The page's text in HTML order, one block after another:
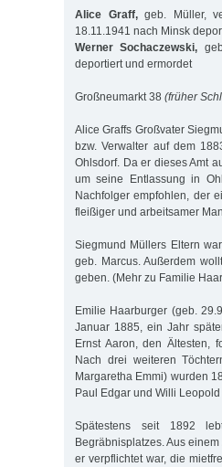
Alice Graff,geb. Müller,
18.11.1941 nach Minsk
Werner Sochaczewski,
deportiert und ermordet
Großneumarkt 38 (früher
Alice Graffs Großvater
bzw. Verwalter auf dem
Ohlsdorf. Da er dieses Amt
um seine Entlassung in
Nachfolger empfohlen, der
fleißiger und arbeitsamer
Siegmund Müllers Eltern
geb. Marcus. Außerdem
geben. (Mehr zu Familie
Emilie Haarburger (geb.
Januar 1885, ein Jahr
Ernst Aaron, den Ältesten,
Nach drei weiteren
Margaretha Emmi) wurden
Paul Edgar und Willi Leopold
Spätestens seit 1892
Begräbnisplatzes. Aus
er verpflichtet war, die